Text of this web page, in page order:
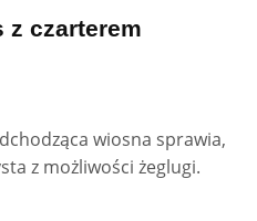
z czarterem
wiosna sprawia,
z możliwości żeglugi.